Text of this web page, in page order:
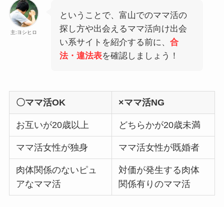
主:ヨシヒロ
ということで、富山でのママ活の
探し方や出会えるママ活向け出会
い系サイトを紹介する前に、 合
法・違法表を確認しましょう！
〇ママ活OK ×ママ活NG
お互いが20歳以上 どちらかが20歳未満
ママ活女性が独身 ママ活女性が既婚者
肉体関係のないピュ
アなママ活
対価が発生する肉体
関係有りのママ活